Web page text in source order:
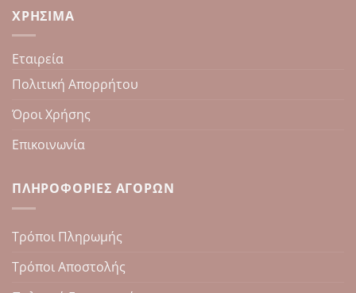
ΧΡΉΣΙΜΑ
Εταιρεία
Πολιτική Απορρήτου
Όροι Χρήσης
Επικοινωνία
ΠΛΗΡΟΦΟΡΊΕΣ ΑΓΟΡΏΝ
Τρόποι Πληρωμής
Τρόποι Αποστολής